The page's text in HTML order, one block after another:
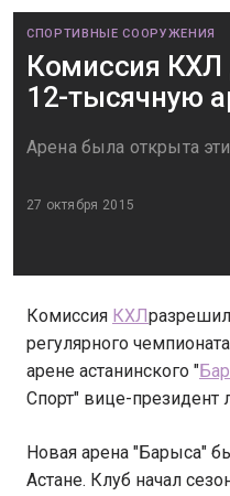
СПОРТИВНЫЕ СООРУЖЕНИЯ
Комиссия КХЛ
12-тысячную
Арена была открыта
27 октября 2015
Комиссия КХЛ
регулярного
арене астанинского "
Спорт" вице-президент
Новая арена "Барыса"
Астане. Клуб начал